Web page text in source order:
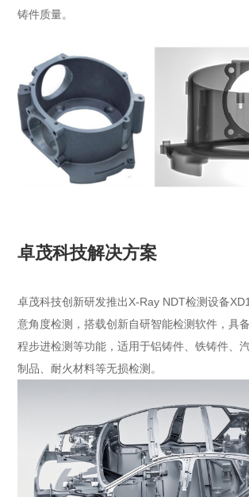
铸件质量。
卓茂科技解决方案
卓茂科技创新研发推出X-Ray NDT检测设备
意角度检测，搭载创新自研智能检测软件，具
程步进检测等功能，适用于铝铸件、铁铸件、
制品、耐火材料等无损检测。